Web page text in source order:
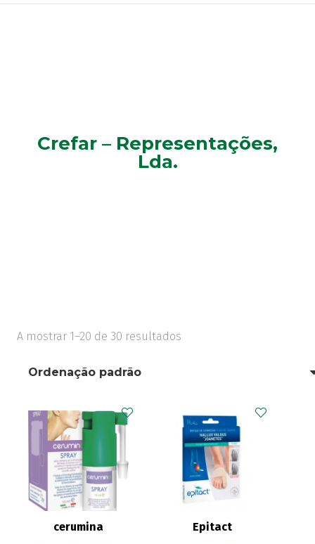
Crefar – Representações,
Lda.
A mostrar 1–20 de 30 resultados
cerumina
Epitact